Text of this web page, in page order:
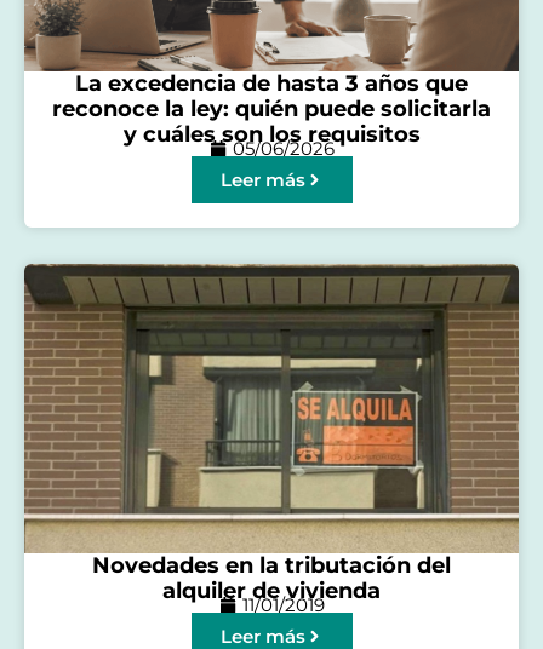
La excedencia de hasta 3 años que
reconoce la ley: quién puede solicitarla
y cuáles son los requisitos
05/06/2026
Leer más
Novedades en la tributación del
alquiler de vivienda
11/01/2019
Leer más